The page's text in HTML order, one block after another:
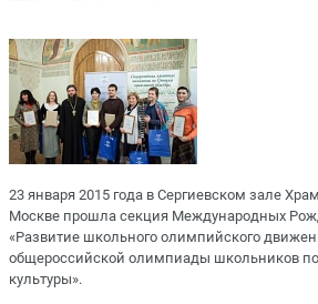
23 января 2015 года в Сергиевском зале
Москве прошла секция Международных
«Развитие школьного олимпийского
общероссийской олимпиады школьников
культуры».